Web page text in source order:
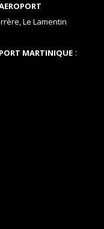
Le Lamentin
MARTINIQUE: